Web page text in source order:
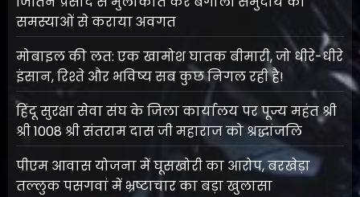
समस्याओं से कराया अवगत
मोबाइल की लत: एक खामोश घातक बीमारी, जो धीरे-धीरे
इंसान, रिश्ते और भविष्य सब कुछ निगल रही है!
हिंदू सुरक्षा सेवा संघ के जिला कार्यालय पर पूज्य महंत श्री
श्री 1008 श्री संतराम दास जी महाराज को श्रद्धांजलि
पीएम आवास योजना में घूसखोरी का आरोप, बरखेड़ा
तल्लुक पसगवां में भ्रष्टाचार का बड़ा खुलासा